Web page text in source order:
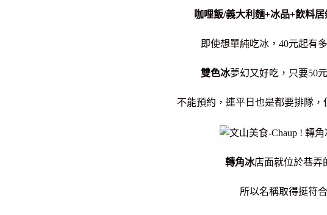
咖哩飯/義大利麵+冰品+飲料居
即使想單純吃冰，40元起有
雙色冰夢幻又好吃，只要50
不能預約，連平日也是都要排隊，
轉角冰店面就位於巷弄
所以名稱取得挺符合